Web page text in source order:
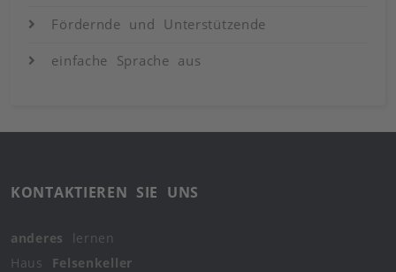
Fördernde und Unterstützende
einfache Sprache aus
KONTAKTIEREN SIE UNS
anderes
lernen
Haus Felsenkeller